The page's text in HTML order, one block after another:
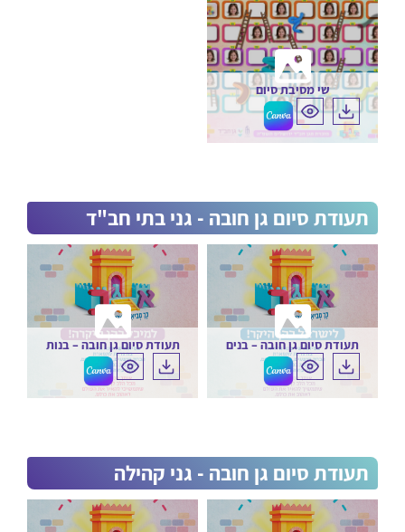
שי מסיבת סיום
תעודת סיום גן חובה - גני בתי חב"ד
תעודת סיום גן חובה – בנים תעודת סיום גן חובה – בנות
תעודת סיום גן חובה - גני קהילה